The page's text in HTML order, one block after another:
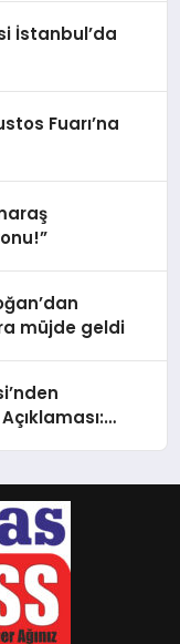
İstanbul’da
Fuarı’na
müjde geldi